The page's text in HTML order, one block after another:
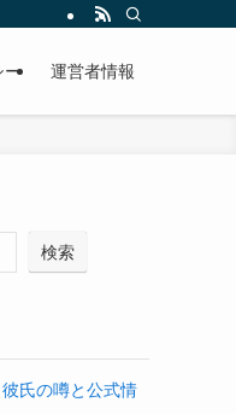
ー 運営者情報
検索
氏の噂と公式情